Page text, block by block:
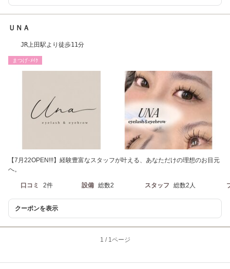
ＵＮＡ
JR上田駅より徒歩11分
まつげ･ﾒｲｸ
【7月22OPEN!!!】経験豊富なスタッフが叶える、あなただけの理想のお目元
へ。
口コミ 2件 設備 総数2 スタッフ 総数2人
クーポンを表示
1 / 1ページ